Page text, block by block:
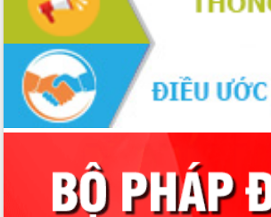
Giai đoạn 2026-2030, Đắk Lắk phấn
đấu có 77% xã đạt chuẩn nông thôn
mới
Chuyển đổi số 'mở đường' cho nông
nghiệp Đắk Lắk tăng trưởng bứt phá
Triển khai đồng bộ đo đạc, lập hồ sơ
địa chính, hoàn thiện cơ sở dữ liệu đất
Ứng dụng sinh trắc học - Bước tiến
trong hành trình chuyển đổi số tại Đắk